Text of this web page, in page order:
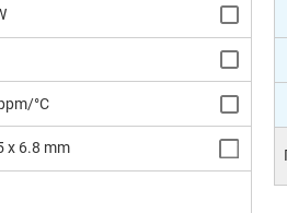
°C
x 6.8 mm